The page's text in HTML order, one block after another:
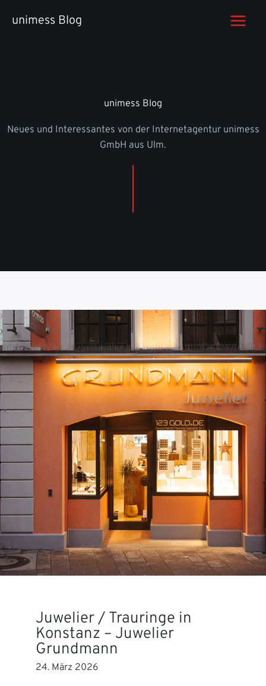
Inhaltunimess Blog
unimess Blog
Neues und Interessantes von der Internetagentur unimess
GmbH aus Ulm.
Juwelier / Trauringe in
Konstanz – Juwelier
Grundmann
24. März 2026
SEITE
SEITESEITESEITE